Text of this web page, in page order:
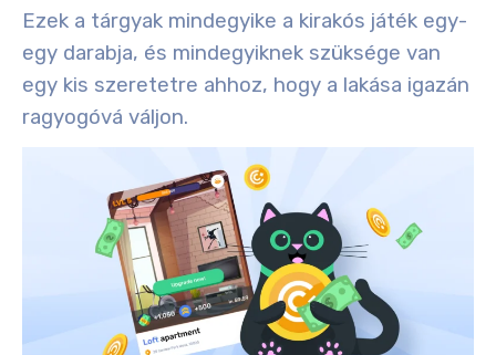
Ezek a tárgyak mindegyike a kirakós játék egy-
egy darabja, és mindegyiknek szüksége van
egy kis szeretetre ahhoz, hogy a lakása igazán
ragyogóvá váljon.